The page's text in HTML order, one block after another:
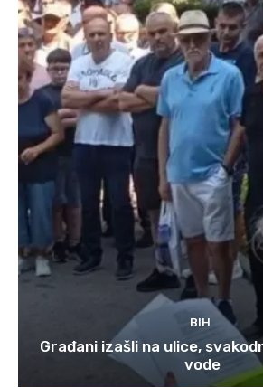
BIH
Građani izašli na ulice,
vode